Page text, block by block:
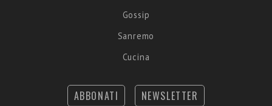
Gossip
Sanremo
Cucina
ABBONATI NEWSLETTER